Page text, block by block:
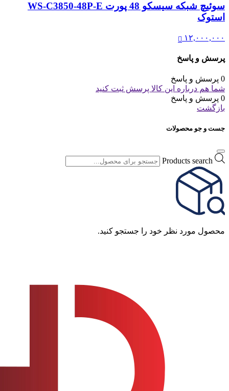
سوئیچ شبکه سیسکو 48 پورت WS-C3850-48P-E
استوک
۱۲,۰۰۰,۰۰۰
پرسش و پاسخ
0 پرسش و پاسخ
شما هم درباره این کالا پرسش ثبت کنید
0 پرسش و پاسخ
بازگشت
جست و جو محصولات
Products search
محصول مورد نظر خود را جستجو کنید.